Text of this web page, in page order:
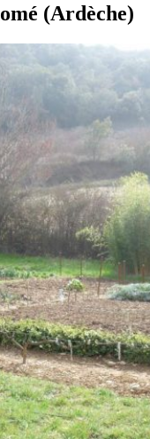
(Ardèche)